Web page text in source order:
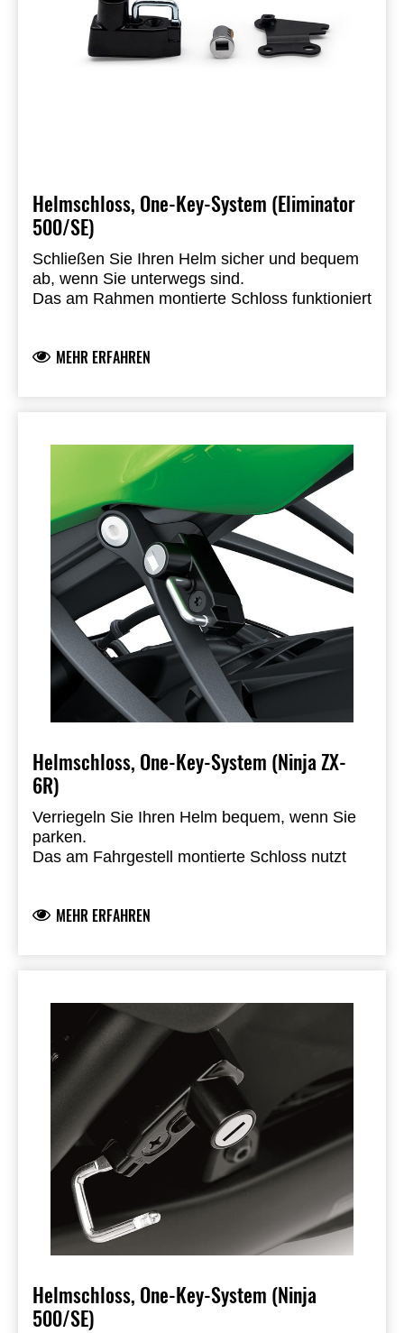
Helmschloss, One-Key-System (Eliminator
500/SE)
Schließen Sie Ihren Helm sicher und bequem
ab, wenn Sie unterwegs sind.
Das am Rahmen montierte Schloss funktioniert
verwenden können.
MEHR ERFAHREN
Helmschloss, One-Key-System (Ninja ZX-
6R)
Verriegeln Sie Ihren Helm bequem, wenn Sie
parken.
Das am Fahrgestell montierte Schloss nutzt
verwenden können
MEHR ERFAHREN
Helmschloss, One-Key-System (Ninja
500/SE)